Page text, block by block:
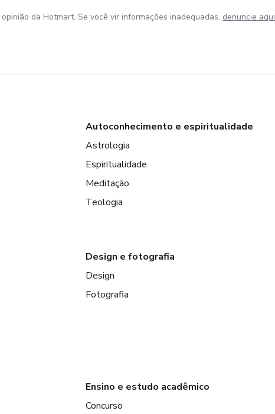
da Hotmart. Se você vir informações inadequadas, denuncie aqui
Autoconhecimento e espiritualidade
Astrologia
Espiritualidade
Meditação
Teologia
Design e fotografia
Design
Fotografia
Ensino e estudo acadêmico
Concurso